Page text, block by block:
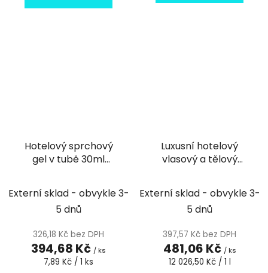
Hotelový sprchový
gel v tubě 30ml
Externí sklad - obvykle 3-
5 dnů
326,18 Kč bez DPH
394,68 Kč / ks
Měrná
7,89 Kč / 1 ks
Luxusní hotelový
vlasový a tělový
Externí sklad - obvykle 3-
5 dnů
397,57 Kč bez DPH
481,06 Kč / ks
Měrná
12 026,50 Kč / 1 l